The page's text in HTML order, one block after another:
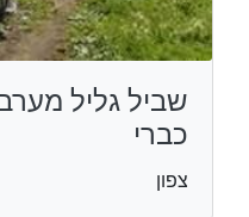
שביל גליל
כברי
צפון